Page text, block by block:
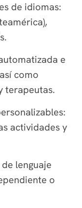
de idiomas:
e
como
terapeutas.
actividades y
lenguaje
o